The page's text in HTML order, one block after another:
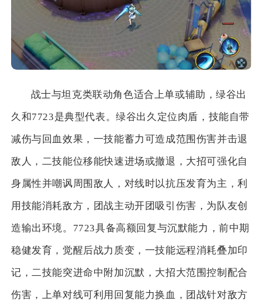
战士与坦克类联动角色适合上单或辅助，绿谷出
久和7723是典型代表。绿谷出久定位肉盾，技能自带
减伤与回血效果，一技能蓄力可造成范围伤害并击退
敌人，二技能位移能快速进场或撤退，大招可强化自
身属性并嘲讽周围敌人，对线时以抗压发育为主，利
用技能消耗敌方，团战主动开团吸引伤害，为队友创
造输出环境。7723具备高额回复与沉默能力，前中期
稳健发育，觉醒后战力质变，一技能远程消耗叠加印
记，二技能突进命中附加沉默，大招大范围控制配合
伤害，上单对线可利用回复能力换血，团战针对敌方